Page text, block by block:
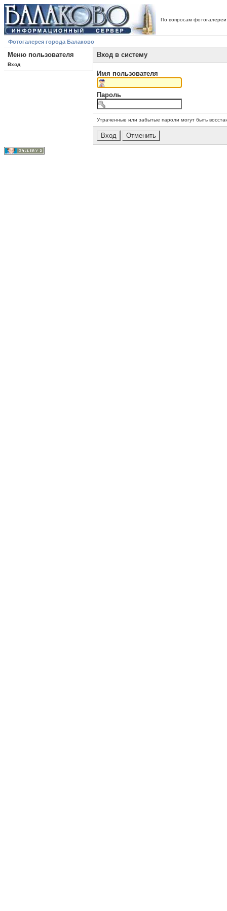
По вопросам
Фотогалерея города Балаково
Меню пользователя
Вход
Вход в систему
Имя пользователя
Пароль
Утраченные или забытые пароли могут быть